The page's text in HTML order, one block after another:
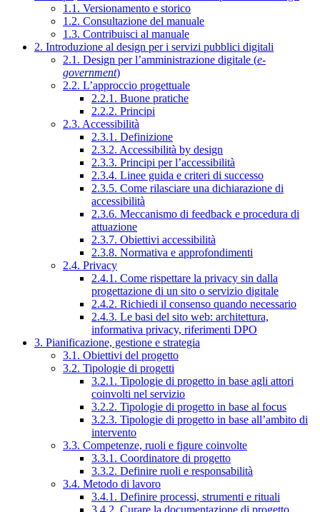
1.1. Versionamento e storico
1.2. Consultazione del manuale
1.3. Contribuisci al manuale
2. Introduzione al design per i servizi pubblici digitali
2.1. Design per l’amministrazione digitale (e-
government)
2.2. L’approccio progettuale
2.2.1. Buone pratiche
2.2.2. Principi
2.3. Accessibilità
2.3.1. Definizione
2.3.2. Accessibilità by design
2.3.3. Principi per l’accessibilità
2.3.4. Linee guida e criteri di successo
2.3.5. Come rilasciare una dichiarazione di
accessibilità
2.3.6. Meccanismo di feedback e procedura di
attuazione
2.3.7. Obiettivi accessibilità
2.3.8. Normativa e approfondimenti
2.4. Privacy
2.4.1. Come rispettare la privacy sin dalla
progettazione di un sito o servizio digitale
2.4.2. Richiedi il consenso quando necessario
2.4.3. Le basi del sito web: architettura,
informativa privacy, riferimenti DPO
3. Pianificazione, gestione e strategia
3.1. Obiettivi del progetto
3.2. Tipologie di progetti
3.2.1. Tipologie di progetto in base agli attori
coinvolti nel servizio
3.2.2. Tipologie di progetto in base al focus
3.2.3. Tipologie di progetto in base all’ambito di
intervento
3.3. Competenze, ruoli e figure coinvolte
3.3.1. Coordinatore di progetto
3.3.2. Definire ruoli e responsabilità
3.4. Metodo di lavoro
3.4.1. Definire processi, strumenti e rituali
3.4.2. Curare la documentazione di progetto